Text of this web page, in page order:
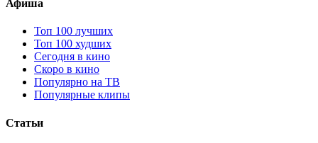
Афиша
Топ 100 лучших
Топ 100 худших
Сегодня в кино
Скоро в кино
Популярно на ТВ
Популярные клипы
Статьи